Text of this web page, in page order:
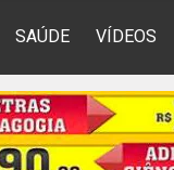
SAÚDE VÍDEOS